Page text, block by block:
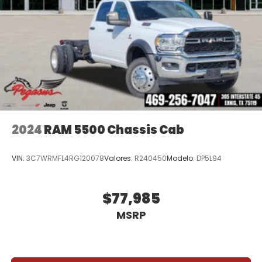
2024RAM 5500 Chassis Cab
VIN: 3C7WRMFL4RG120078Valores: R240450Modelo: DP5L94
$77,985
MSRP